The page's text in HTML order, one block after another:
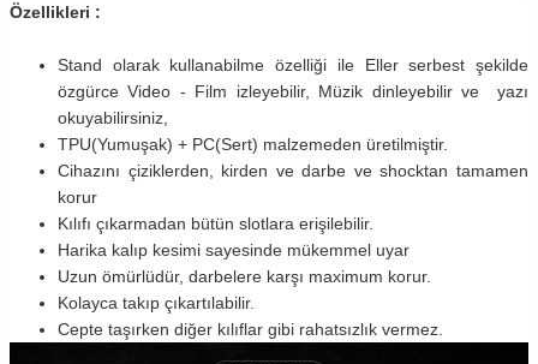
Özellikleri :
Stand olarak kullanabilme özelliği ile Eller serbest şekilde
özgürce Video - Film izleyebilir, Müzik dinleyebilir ve yazı
okuyabilirsiniz,
TPU(Yumuşak) + PC(Sert) malzemeden üretilmiştir.
Cihazını çiziklerden, kirden ve darbe ve shocktan tamamen
korur
Kılıfı çıkarmadan bütün slotlara erişilebilir.
Harika kalıp kesimi sayesinde mükemmel uyar
Uzun ömürlüdür, darbelere karşı maximum korur.
Kolayca takıp çıkartılabilir.
Cepte taşırken diğer kılıflar gibi rahatsızlık vermez.